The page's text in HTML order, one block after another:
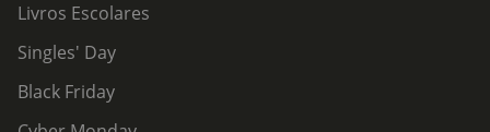
Livros Escolares
Singles' Day
Black Friday